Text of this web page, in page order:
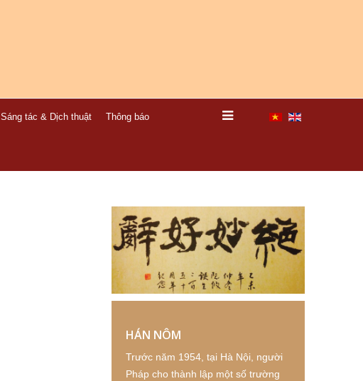
Sáng tác & Dịch thuật Thông báo
HÁN NÔM
Trước năm 1954, tại Hà Nội, người
Pháp cho thành lập một số trường